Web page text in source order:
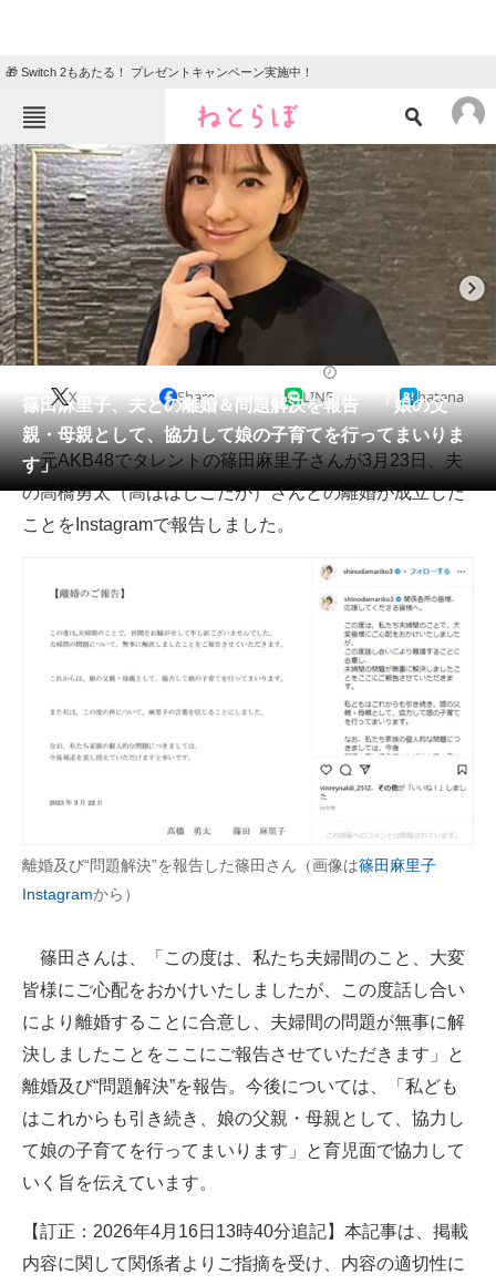
🎁 Switch 2もあたる！ プレゼントキャンペーン実施中！
ねとらぼメニュー
TOP ニュース
エンタメ クイズ
グルメ 地域
住まい 教育・育児
動物
会員記事
メディア
注目記事を集めた総合ページ
スマホと通信の最新トレンド
進化するPCとデバイスの未来
好きが集まる 比べて選べる
企業ITのトレンドを詳説
経営リーダーのコミュニティ
ITエンジニア向け専門サイト
企業向けIT製品の総合サイト
IT製品の技術・比較・事例
製造業のIT導入・活用を支援
モノづくり技術者専門サイト
電子設計の基本と応用
篠田麻里子、夫との離婚＆問題解決を報告 「娘の父
親・母親として、協力して娘の子育てを行ってまいりま
す」
X Share LINE hatena
元AKB48でタレントの篠田麻里子さんが3月23日、夫
の高橋勇太（高ははしごだか）さんとの離婚が成立した
ことをInstagramで報告しました。
離婚及び“問題解決”を報告した篠田さん（画像は篠田麻里子
Instagramから）
篠田さんは、「この度は、私たち夫婦間のこと、大変
皆様にご心配をおかけいたしましたが、この度話し合い
により離婚することに合意し、夫婦間の問題が無事に解
決しましたことをここにご報告させていただきます」と
離婚及び“問題解決”を報告。今後については、「私ども
はこれからも引き続き、娘の父親・母親として、協力し
て娘の子育てを行ってまいります」と育児面で協力して
いく旨を伝えています。
【訂正：2026年4月16日13時40分追記】本記事は、掲載
内容に関して関係者よりご指摘を受け、内容の適切性に